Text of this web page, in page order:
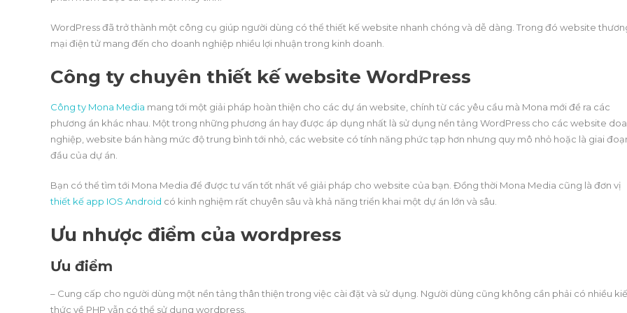
WordPress đã trở thành một công cụ giúp người dùng có thể thiết kế website nhanh chóng và dễ dàng. Trong đó website
mại điện tử mang đến cho doanh nghiệp nhiều lợi nhuận trong kinh doanh.
Công ty chuyên thiết kế website WordPress
Công ty Mona Media mang tới một giải pháp hoàn thiện cho các dự án website, chính từ các yêu cầu mà Mona mới đề ra các
phương án khác nhau. Một trong những phương án hay được áp dụng nhất là sử dụng nền tảng WordPress cho các website
nghiệp, website bán hàng mức độ trung bình tới nhỏ, các website có tính năng phức tạp hơn nhưng quy mô nhỏ hoặc là giai
đầu của dự án.
Bạn có thể tìm tới Mona Media để được tư vấn tốt nhất về giải pháp cho website của bạn. Đồng thời Mona Media cũng là đơn vị
thiết kế app IOS Android có kinh nghiệm rất chuyên sâu và khả năng triển khai một dự án lớn và sâu.
Ưu nhược điểm của wordpress
Ưu điểm
– Cung cấp cho người dùng một nền tảng thân thiện trong việc cài đặt và sử dụng. Người dùng cũng không cần phải có nhiều
thức về PHP vẫn có thể sử dụng wordpress.